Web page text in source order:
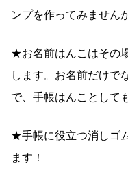
ンプを作ってみません
★お名前はんこはその
します。お名前だけで
で、手帳はんことして
★手帳に役立つ消しゴ
ます！